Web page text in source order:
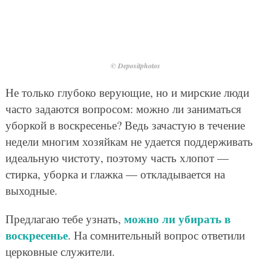
© Depositphotos
Не только глубоко верующие, но и мирские люди
часто задаются вопросом: можно ли заниматься
уборкой в воскресенье? Ведь зачастую в течение
недели многим хозяйкам не удается поддерживать
идеальную чистоту, поэтому часть хлопот —
стирка, уборка и глажка — откладывается на
выходные.
Предлагаю тебе узнать, можно ли убирать в
воскресенье. На сомнительный вопрос ответили
церковные служители.